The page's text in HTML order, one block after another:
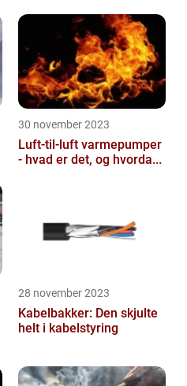
30 november 2023
Luft-til-luft varmepumper
- hvad er det, og hvorda...
28 november 2023
Kabelbakker: Den skjulte
helt i kabelstyring